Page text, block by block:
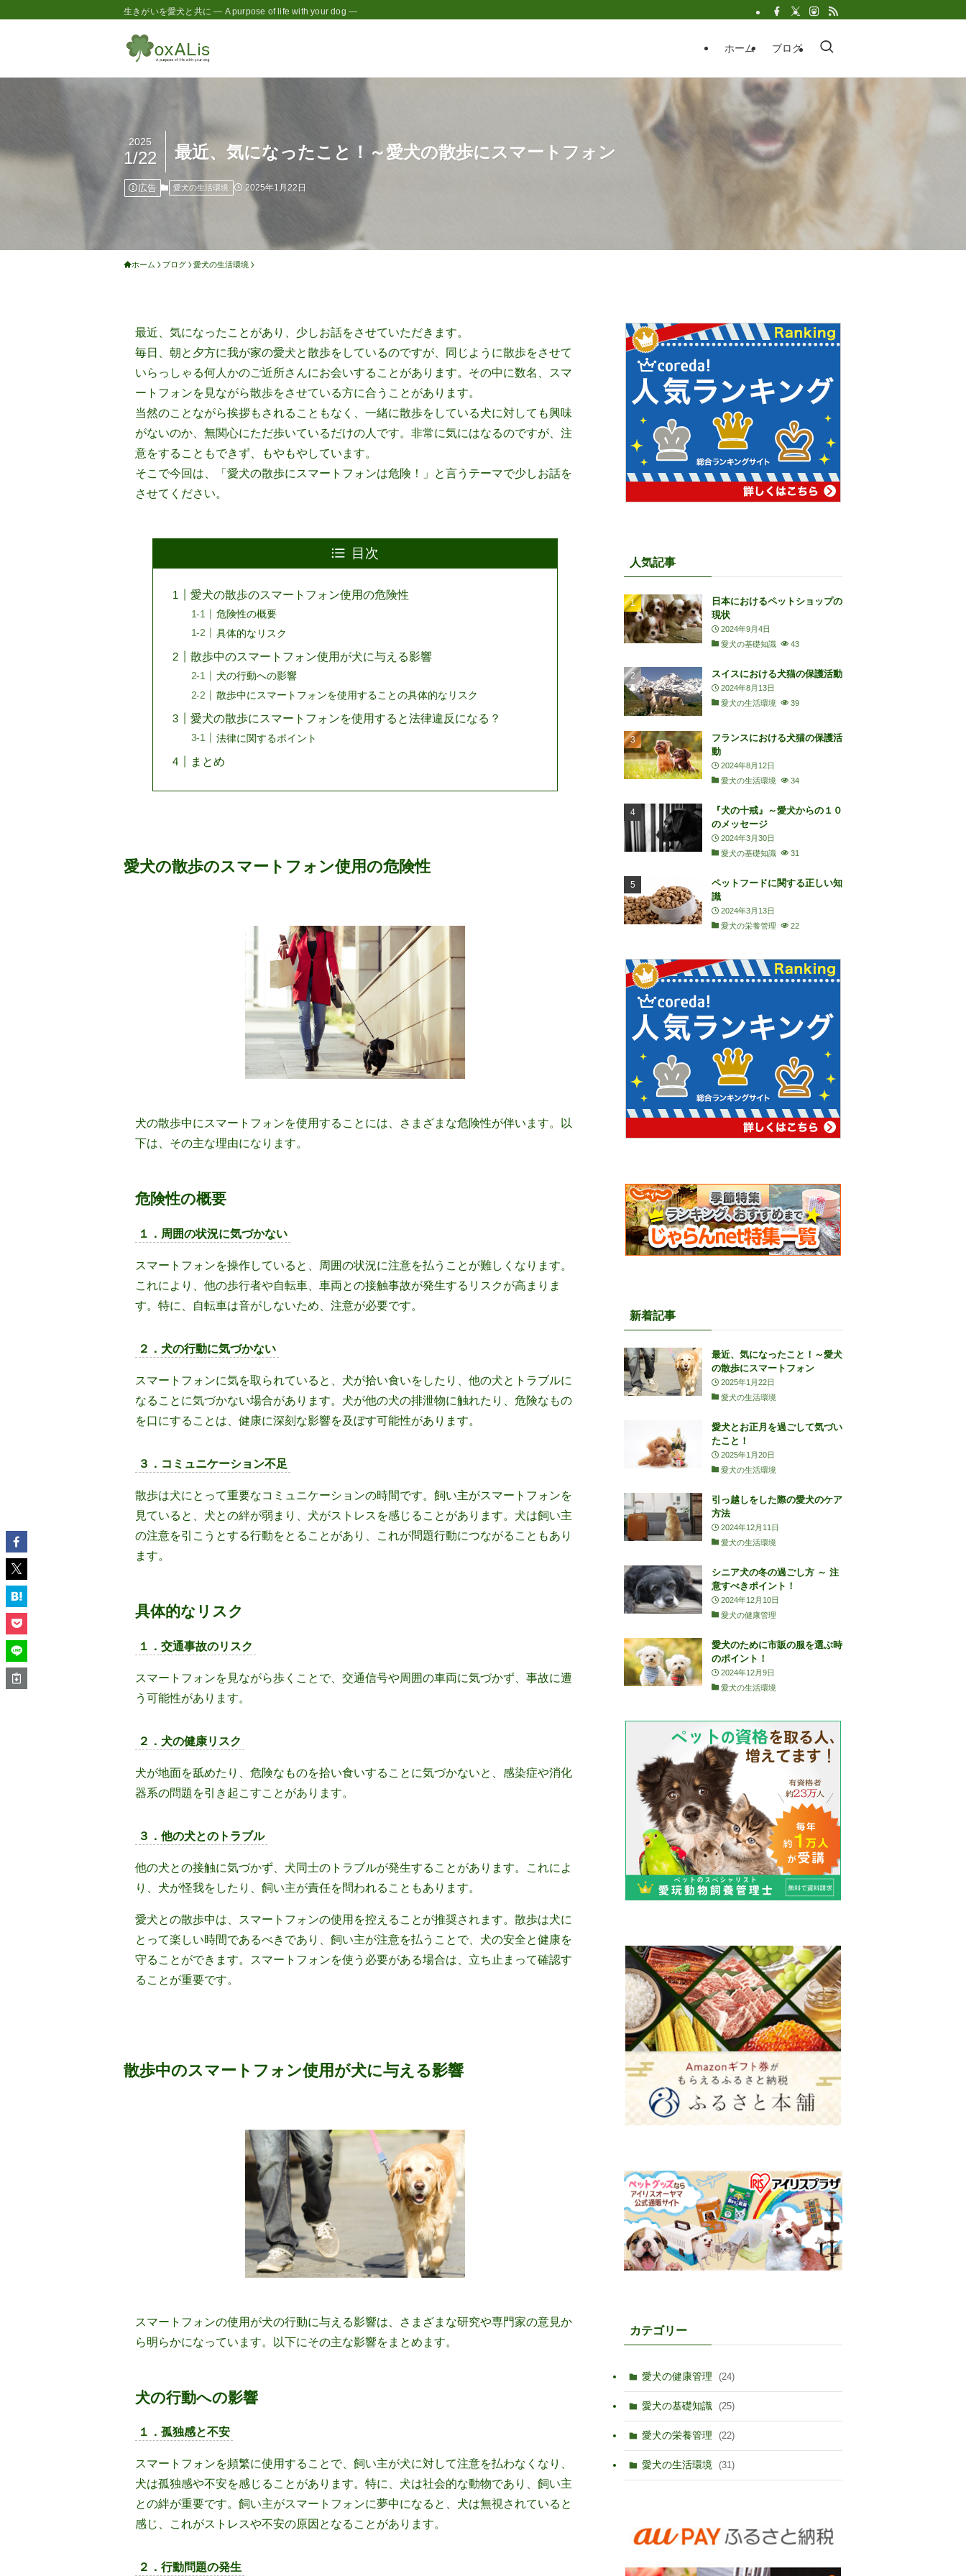
生きがいを愛犬と共に — A purpose of life with your dog —
ホーム ブログ
最近、気になったこと！～愛犬の散歩にスマートフォン
2025
1/22
広告 愛犬の生活環境 2025年1月22日
ホーム ブログ 愛犬の生活環境
最近、気になったことがあり、少しお話をさせていただきます。
毎日、朝と夕方に我が家の愛犬と散歩をしているのですが、同じように散歩をさせて
いらっしゃる何人かのご近所さんにお会いすることがあります。その中に数名、スマ
ートフォンを見ながら散歩をさせている方に合うことがあります。
当然のことながら挨拶もされることもなく、一緒に散歩をしている犬に対しても興味
がないのか、無関心にただ歩いているだけの人です。非常に気にはなるのですが、注
意をすることもできず、もやもやしています。
そこで今回は、「愛犬の散歩にスマートフォンは危険！」と言うテーマで少しお話を
させてください。
目次
愛犬の散歩のスマートフォン使用の危険性
危険性の概要
具体的なリスク
散歩中のスマートフォン使用が犬に与える影響
犬の行動への影響
散歩中にスマートフォンを使用することの具体的なリスク
愛犬の散歩にスマートフォンを使用すると法律違反になる？
法律に関するポイント
まとめ
愛犬の散歩のスマートフォン使用の危険性
犬の散歩中にスマートフォンを使用することには、さまざまな危険性が伴います。以
下は、その主な理由になります。
危険性の概要
１．周囲の状況に気づかない
スマートフォンを操作していると、周囲の状況に注意を払うことが難しくなります。
これにより、他の歩行者や自転車、車両との接触事故が発生するリスクが高まりま
す。特に、自転車は音がしないため、注意が必要です。
２．犬の行動に気づかない
スマートフォンに気を取られていると、犬が拾い食いをしたり、他の犬とトラブルに
なることに気づかない場合があります。犬が他の犬の排泄物に触れたり、危険なもの
を口にすることは、健康に深刻な影響を及ぼす可能性があります。
３．コミュニケーション不足
散歩は犬にとって重要なコミュニケーションの時間です。飼い主がスマートフォンを
見ていると、犬との絆が弱まり、犬がストレスを感じることがあります。犬は飼い主
の注意を引こうとする行動をとることがあり、これが問題行動につながることもあり
ます。
具体的なリスク
１．交通事故のリスク
スマートフォンを見ながら歩くことで、交通信号や周囲の車両に気づかず、事故に遭
う可能性があります。
２．犬の健康リスク
犬が地面を舐めたり、危険なものを拾い食いすることに気づかないと、感染症や消化
器系の問題を引き起こすことがあります。
３．他の犬とのトラブル
他の犬との接触に気づかず、犬同士のトラブルが発生することがあります。これによ
り、犬が怪我をしたり、飼い主が責任を問われることもあります。
愛犬との散歩中は、スマートフォンの使用を控えることが推奨されます。散歩は犬に
とって楽しい時間であるべきであり、飼い主が注意を払うことで、犬の安全と健康を
守ることができます。スマートフォンを使う必要がある場合は、立ち止まって確認す
ることが重要です。
散歩中のスマートフォン使用が犬に与える影響
スマートフォンの使用が犬の行動に与える影響は、さまざまな研究や専門家の意見か
ら明らかになっています。以下にその主な影響をまとめます。
犬の行動への影響
１．孤独感と不安
スマートフォンを頻繁に使用することで、飼い主が犬に対して注意を払わなくなり、
犬は孤独感や不安を感じることがあります。特に、犬は社会的な動物であり、飼い主
との絆が重要です。飼い主がスマートフォンに夢中になると、犬は無視されていると
感じ、これがストレスや不安の原因となることがあります。
２．行動問題の発生
人気記事
日本におけるペットショップの
現状
2024年9月4日
愛犬の基礎知識
43
スイスにおける犬猫の保護活動
2024年8月13日
愛犬の生活環境
39
フランスにおける犬猫の保護活
動
2024年8月12日
愛犬の生活環境
34
『犬の十戒』～愛犬からの１０
のメッセージ
2024年3月30日
愛犬の基礎知識
31
ペットフードに関する正しい知
識
2024年3月13日
愛犬の栄養管理
22
新着記事
最近、気になったこと！～愛犬
の散歩にスマートフォン
2025年1月22日
愛犬の生活環境
愛犬とお正月を過ごして気づい
たこと！
2025年1月20日
愛犬の生活環境
引っ越しをした際の愛犬のケア
方法
2024年12月11日
愛犬の生活環境
シニア犬の冬の過ごし方 ～ 注
意すべきポイント！
2024年12月10日
愛犬の健康管理
愛犬のために市販の服を選ぶ時
のポイント！
2024年12月9日
愛犬の生活環境
カテゴリー
愛犬の健康管理 (24)
愛犬の基礎知識 (25)
愛犬の栄養管理 (22)
愛犬の生活環境 (31)